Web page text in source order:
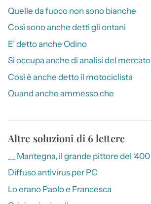
Quelle da fuoco non sono bianche
Così sono anche detti gli ontani
E’ detto anche Odino
Si occupa anche di analisi del mercato
Così è anche detto il motociclista
Quand anche ammesso che
Altre soluzioni di 6 lettere
__ Mantegna, il grande pittore del ‘400
Diffuso antivirus per PC
Lo erano Paolo e Francesca